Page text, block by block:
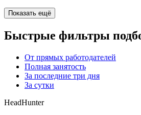
Показать ещё
Быстрые фильтры
От прямых работодателей
Полная занятость
За последние три дня
За сутки
HeadHunter